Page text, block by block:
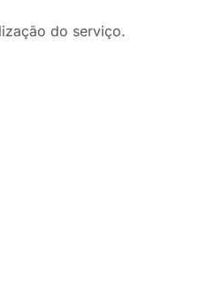
do serviço.